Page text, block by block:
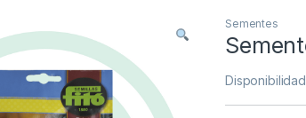
Sementes